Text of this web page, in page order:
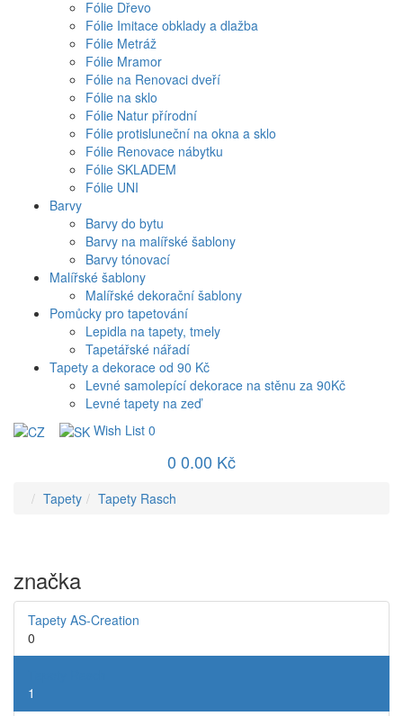
Fólie Dřevo
Fólie Imitace obklady a dlažba
Fólie Metráž
Fólie Mramor
Fólie na Renovaci dveří
Fólie na sklo
Fólie Natur přírodní
Fólie protisluneční na okna a sklo
Fólie Renovace nábytku
Fólie SKLADEM
Fólie UNI
Barvy
Barvy do bytu
Barvy na malířské šablony
Barvy tónovací
Malířské šablony
Malířské dekorační šablony
Pomůcky pro tapetování
Lepidla na tapety, tmely
Tapetářské nářadí
Tapety a dekorace od 90 Kč
Levné samolepící dekorace na stěnu za 90Kč
Levné tapety na zeď
Wish List 0
0 0.00 Kč
Tapety Tapety Rasch
značka
Tapety AS-Creation
0
1